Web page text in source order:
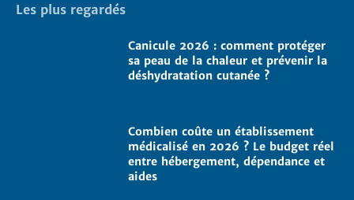
Les plus regardés
Canicule 2026 : comment protéger
sa peau de la chaleur et prévenir la
déshydratation cutanée ?
Combien coûte un établissement
médicalisé en 2026 ? Le budget réel
entre hébergement, dépendance et
aides